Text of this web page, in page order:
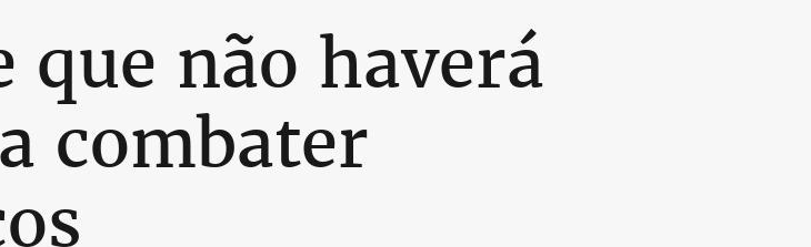
que não haverá
combater